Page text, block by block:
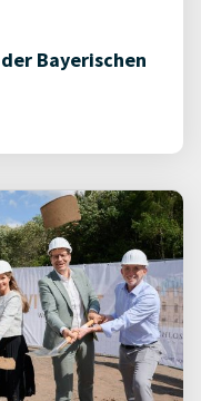
Bayerischen